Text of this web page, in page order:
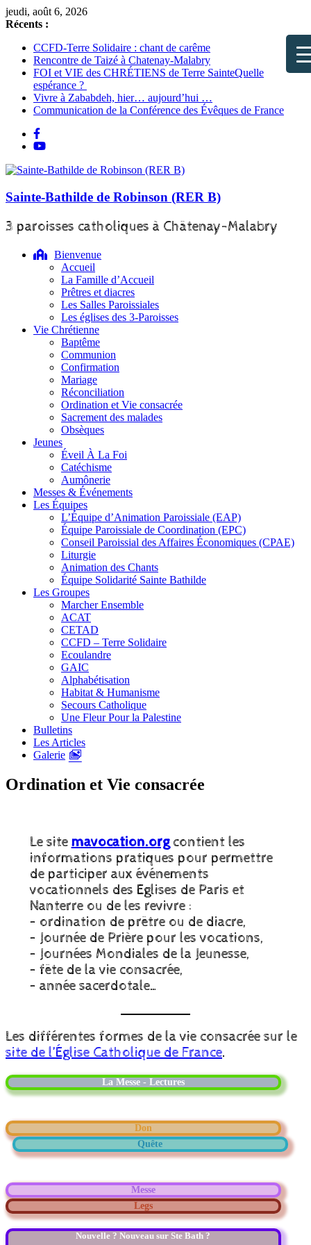
▼
▼
▼
▼
Passer
au
jeudi, août 6, 2026
Récents :
CCFD-Terre Solidaire : chant de carême
Rencontre de Taizé à Chatenay-Malabry
FOI et VIE des CHRÉTIENS de Terre SainteQuelle
espérance ?
Vivre à Zababdeh, hier… aujourd’hui …
Communication de la Conférence des Évêques de France
Sainte-Bathilde de Robinson (RER B)
3 paroisses catholiques à Châtenay-Malabry
Bienvenue
Accueil
La Famille d’Accueil
Prêtres et diacres
Les Salles Paroissiales
Les églises des 3-Paroisses
Vie Chrétienne
Baptême
Communion
Confirmation
Mariage
Réconciliation
Ordination et Vie consacrée
Sacrement des malades
Obsèques
Jeunes
Éveil À La Foi
Catéchisme
Aumônerie
Messes & Événements
Les Équipes
L’Équipe d’Animation Paroissiale (EAP)
Équipe Paroissiale de Coordination (EPC)
Conseil Paroissial des Affaires Économiques (CPAE)
Liturgie
Animation des Chants
Équipe Solidarité Sainte Bathilde
Les Groupes
Marcher Ensemble
ACAT
CETAD
CCFD – Terre Solidaire
Ecoulandre
GAIC
Alphabétisation
Habitat & Humanisme
Secours Catholique
Une Fleur Pour la Palestine
Bulletins
Les Articles
Galerie
Ordination et Vie consacrée
Le site mavocation.orgcontient les
informations pratiques pour permettre
de participer aux événements
vocationnels des Eglises de Paris et
Nanterre ou de les revivre :
– ordination de prêtre ou de diacre,
– Journée de Prière pour les vocations,
– Journées Mondiales de la Jeunesse,
– fête de la vie consacrée,
– année sacerdotale…
Les différentes formes de la vie consacrée sur le
site de l’Église Catholique de France.
La Messe - Lectures
Don
Quête
Messe
Legs
Nouvelle ? Nouveau sur Ste Bath ?